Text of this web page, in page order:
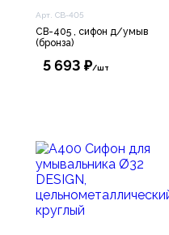
Арт. СВ-405
СВ-405 , сифон д/умыв
(бронза)
5 693 ₽/шт